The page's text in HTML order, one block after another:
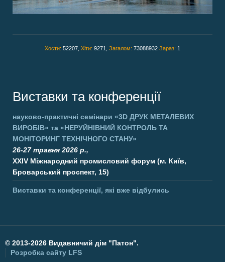
Хости: 52207, Хіти: 9271, Загалом: 73088932 Зараз: 1
Виставки та конференції
науково-практичні семінари «3D ДРУК МЕТАЛЕВИХ
ВИРОБІВ» та «НЕРУЙНІВНИЙ КОНТРОЛЬ ТА
МОНІТОРИНГ ТЕХНІЧНОГО СТАНУ»
26-27 травня 2026 р.,
XXIV Міжнародний промисловий форум (м. Київ,
Броварський проспект, 15)
Виставки та конференції, які вже відбулись
© 2013-2026 Видавничий дім "Патон".
Розробка сайту LFS